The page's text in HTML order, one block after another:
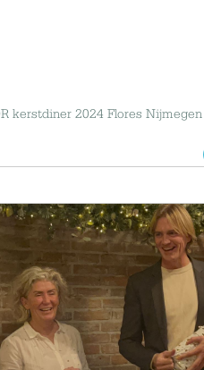
kerstdiner 2024 Flores Nijmegen